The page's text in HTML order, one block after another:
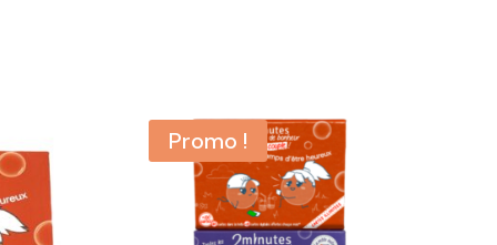
Promo !